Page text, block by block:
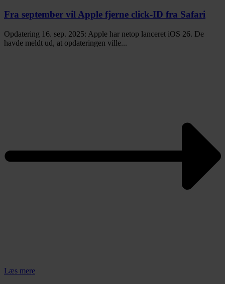
Fra september vil Apple fjerne click-ID fra Safari
Opdatering 16. sep. 2025: Apple har netop lanceret iOS 26. De
havde meldt ud, at opdateringen ville...
Læs mere